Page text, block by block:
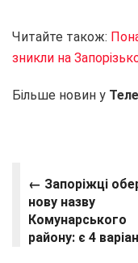
Читайте також:
зникли на
Більше новин у
← Запоріжці
нову назву
Комунарського
району: є 4